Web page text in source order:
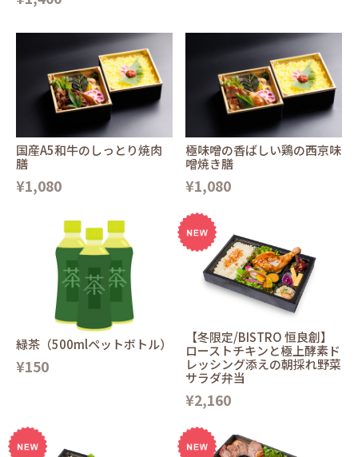
国産A5和牛のしっとり焼肉
膳
¥1,080
極味噌の香ばしい鶏の西京味
噌焼き膳
¥1,080
緑茶（500mlペットボトル）
¥150
【冬限定/BISTRO 恒良創】
ローストチキンと極上酵素ド
レッシング添えの朝採れ野菜
サラダ弁当
¥2,160